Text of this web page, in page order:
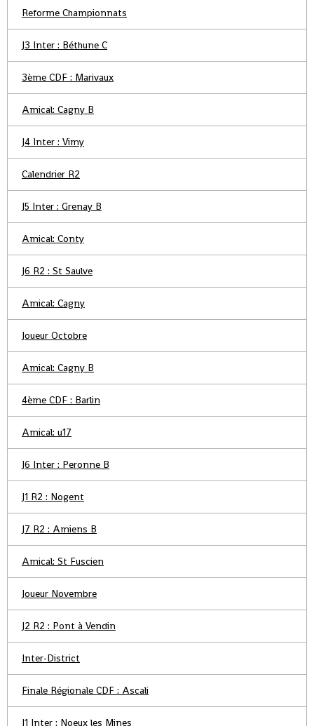
Reforme Championnats
J3 Inter : Béthune C
3ème CDF : Marivaux
Amical: Cagny B
J4 Inter : Vimy
Calendrier R2
J5 Inter : Grenay B
Amical: Conty
J6 R2 : St Saulve
Amical: Cagny
Joueur Octobre
Amical: Cagny B
4ème CDF : Barlin
Amical: u17
J6 Inter : Peronne B
J1 R2 : Nogent
J7 R2 : Amiens B
Amical: St Fuscien
Joueur Novembre
J2 R2 : Pont à Vendin
Inter-District
Finale Régionale CDF : Ascali
J1 Inter : Noeux les Mines